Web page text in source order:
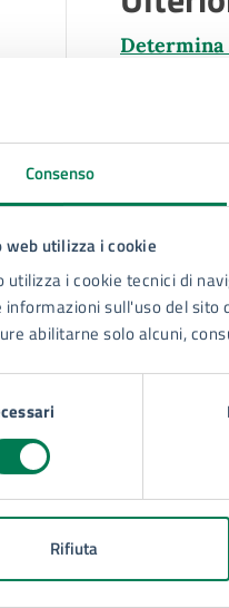
Consenso
web utilizza i cookie
utilizza i cookie tecnici di
informazioni sull'uso del
abilitarne solo alcuni,
Rifiuta
Determina
2025, 10:38
Valuta la chiarezza
Seleziona il
Valuta 3
Valuta 2